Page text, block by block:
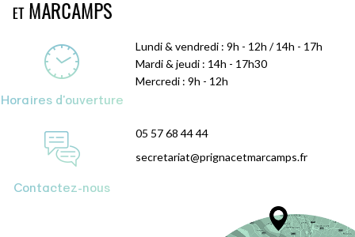
Horaires d'ouverture
Lundi & vendredi : 9h - 12h / 14h - 17h
Mardi & jeudi : 14h - 17h30
Mercredi : 9h - 12h
Contactez-nous
05 57 68 44 44
secretariat@prignacetmarcamps.fr